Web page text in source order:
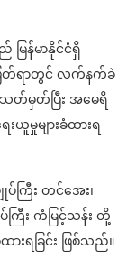
န်မာနိုင်ငံရှိ
ြတ်ရာတွင် လက်နက်ခဲ
တ်မှတ်ပြီး အမေရိ
ယူမှုများခံထားရ
ကြီး တင်အေး၊
ြီး ကံမြင့်သန်း တို့
းရခြင်း ဖြစ်သည်။